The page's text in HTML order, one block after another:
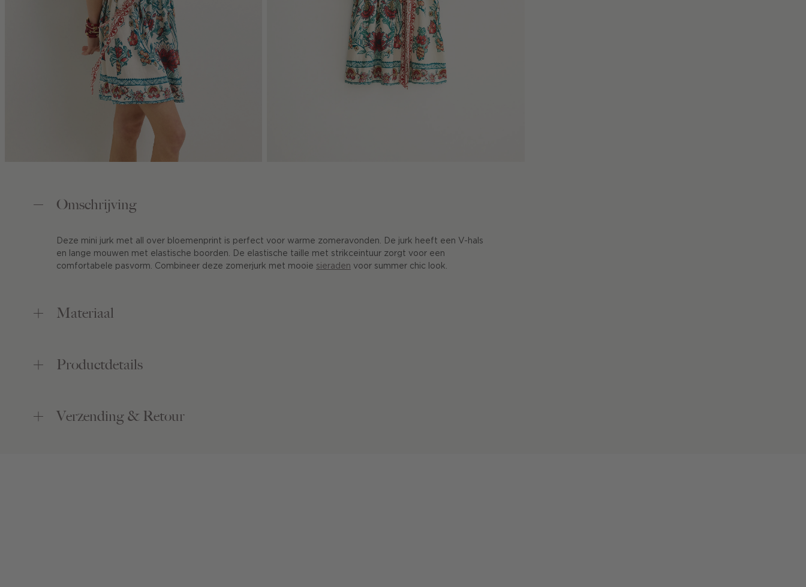
Omschrijving
Deze mini jurk met all over bloemenprint is perfect voor warme zomeravonden. De jurk heeft een V-hals
en lange mouwen met elastische boorden. De elastische taille met strikceintuur zorgt voor een
comfortabele pasvorm. Combineer deze zomerjurk met mooie sieraden voor summer chic look.
Materiaal
Productdetails
Verzending & Retour